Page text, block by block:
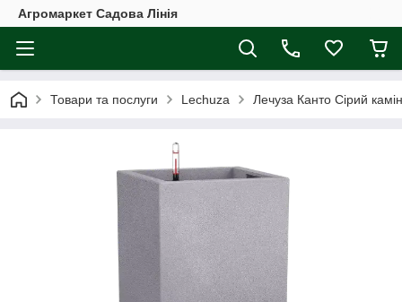
Агромаркет Садова Лінія
Товари та послуги Lechuza Лечуза Канто Сірий